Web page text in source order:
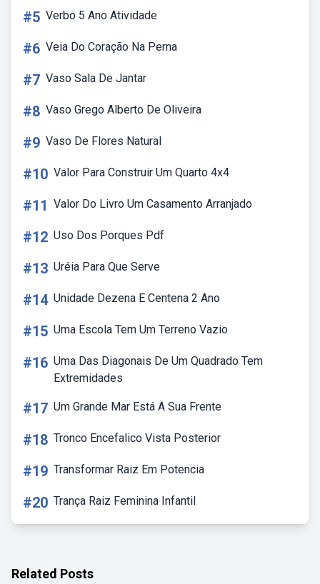
#5 Verbo 5 Ano Atividade
#6 Veia Do Coração Na Perna
#7 Vaso Sala De Jantar
#8 Vaso Grego Alberto De Oliveira
#9 Vaso De Flores Natural
#10 Valor Para Construir Um Quarto 4x4
#11 Valor Do Livro Um Casamento Arranjado
#12 Uso Dos Porques Pdf
#13 Uréia Para Que Serve
#14 Unidade Dezena E Centena 2 Ano
#15 Uma Escola Tem Um Terreno Vazio
#16 Uma Das Diagonais De Um Quadrado Tem
Extremidades
#17 Um Grande Mar Está A Sua Frente
#18 Tronco Encefalico Vista Posterior
#19 Transformar Raiz Em Potencia
#20 Trança Raiz Feminina Infantil
Related Posts